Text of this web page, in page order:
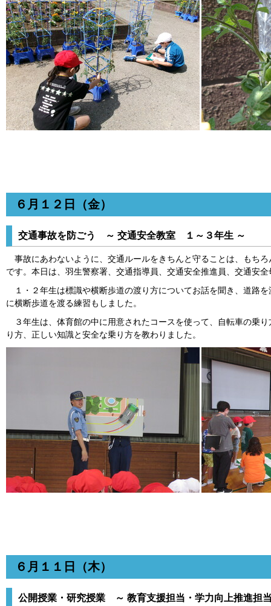
６月１２日（金）
交通事故を防ごう ～ 交通安全教室 １～３年生 ～
事故にあわないように、交通ルールをきちんと守ることは、もち
です。本日は、羽生警察署、交通指導員、交通安全推進員、交通安
１・２年生は標識や横断歩道の渡り方についてお話を聞き、道路
に横断歩道を渡る練習もしました。
３年生は、体育館の中に用意されたコースを使って、自転車の乗
り方、正しい知識と安全な乗り方を教わりました。
６月１１日（木）
公開授業・研究授業 ～ 教育支援担当・学力向上推進担